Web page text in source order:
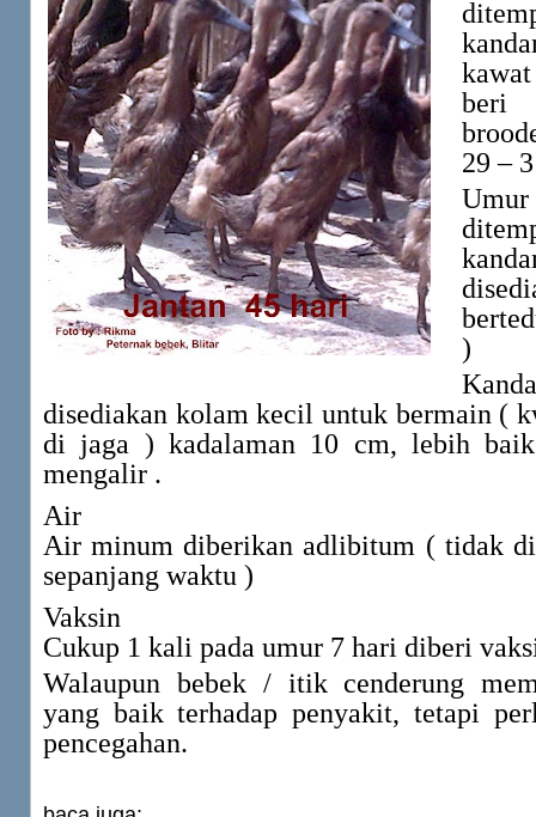
beri
29 –
)
disediakan kolam kecil untuk bermain (
di jaga ) kadalaman 10 cm, lebih
mengalir .
Air
Air minum diberikan adlibitum ( tidak
sepanjang waktu )
Vaksin
Cukup 1 kali pada umur 7 hari diberi
Walaupun bebek / itik cenderung
yang baik terhadap penyakit, tetapi
pencegahan.